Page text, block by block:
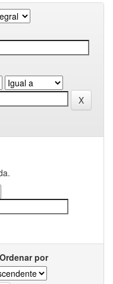
Ordenar por